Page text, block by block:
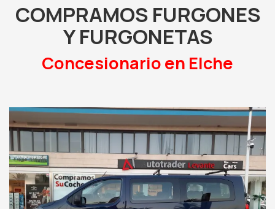
COMPRAMOS FURGONES
Y FURGONETAS
Concesionario en Elche